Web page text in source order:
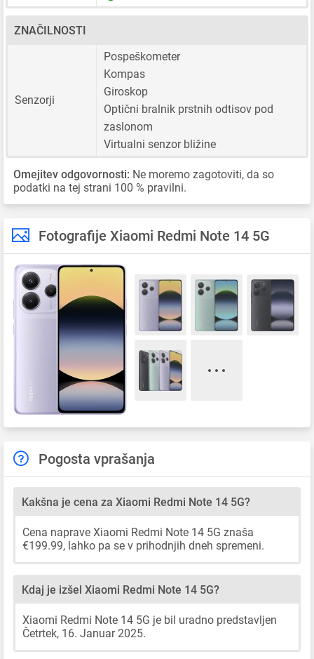
ZNAČILNOSTI
Senzorji
Pospeškometer
Kompas
Giroskop
Optični bralnik prstnih odtisov pod
zaslonom
Virtualni senzor bližine
Omejitev odgovornosti: Ne moremo zagotoviti, da so
podatki na tej strani 100 % pravilni.
Fotografije Xiaomi Redmi Note 14 5G
Pogosta vprašanja
Kakšna je cena za Xiaomi Redmi Note 14 5G?
Cena naprave Xiaomi Redmi Note 14 5G znaša
€199.99, lahko pa se v prihodnjih dneh spremeni.
Kdaj je izšel Xiaomi Redmi Note 14 5G?
Xiaomi Redmi Note 14 5G je bil uradno predstavljen
Četrtek, 16. Januar 2025.